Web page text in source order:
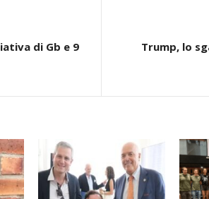
di Gb e 9
Trump, lo